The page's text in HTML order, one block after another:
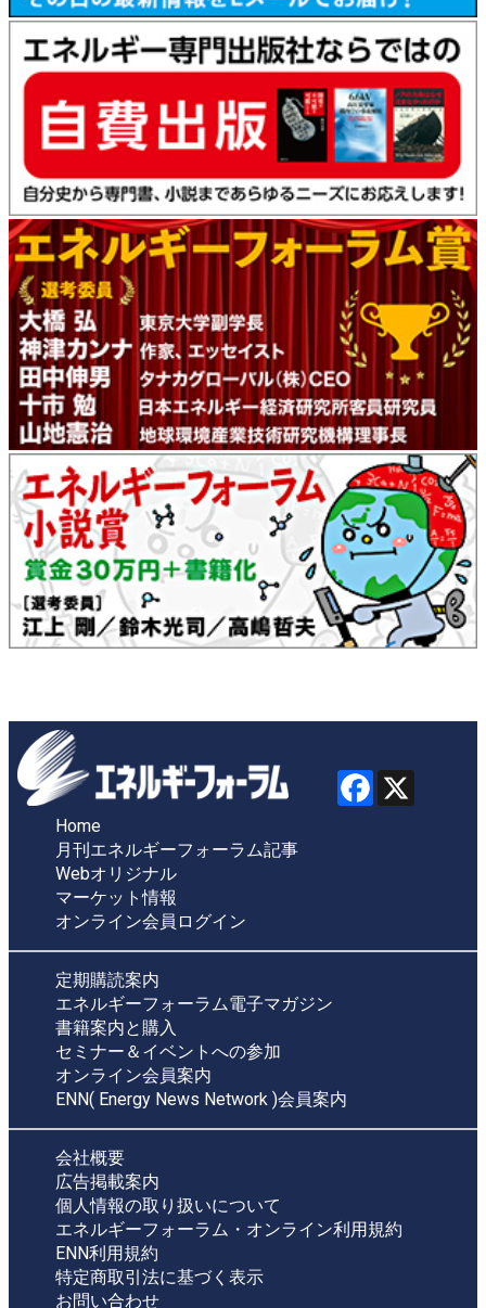
Home
月刊エネルギーフォーラム記事
Webオリジナル
マーケット情報
オンライン会員ログイン
定期購読案内
エネルギーフォーラム電子マガジン
書籍案内と購入
セミナー＆イベントへの参加
オンライン会員案内
ENN( Energy News Network )会員案内
会社概要
広告掲載案内
個人情報の取り扱いについて
エネルギーフォーラム・オンライン利用規約
ENN利用規約
特定商取引法に基づく表示
お問い合わせ